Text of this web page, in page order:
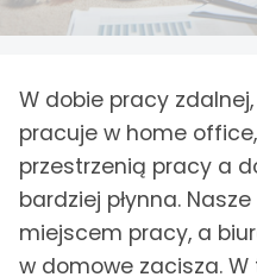
W dobie pracy
pracuje w home
przestrzenią pracy a
bardziej płynna.
miejscem pracy, a
w domowe zacisza.